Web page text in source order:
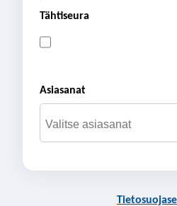
Tähtiseura
Asiasanat